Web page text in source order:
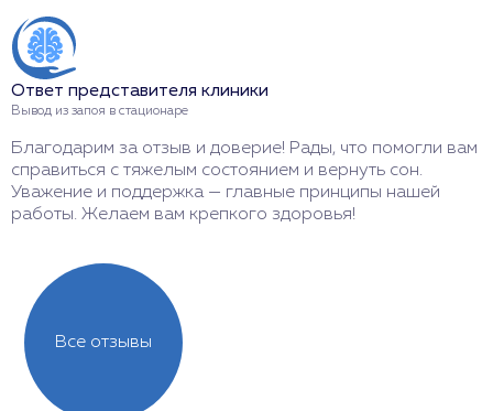
Ответ представителя клиники
Вывод из запоя в стационаре
Благодарим за отзыв и доверие! Рады, что помогли вам
справиться с тяжелым состоянием и вернуть сон.
Уважение и поддержка — главные принципы нашей
работы. Желаем вам крепкого здоровья!
Все отзывы